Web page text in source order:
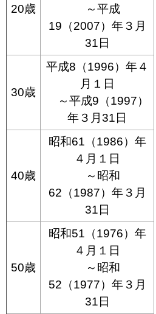
20歳
～平成
19（2007）年３月
31日
30歳
平成8（1996）年４
月１日
～平成9（1997）
年３月31日
40歳
昭和61（1986）年
４月１日
～昭和
62（1987）年３月
31日
50歳
昭和51（1976）年
４月１日
～昭和
52（1977）年３月
31日